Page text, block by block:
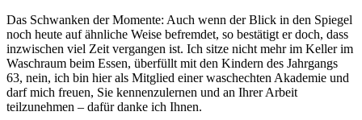
Das Schwanken der Momente: Auch wenn der Blick in den Spiegel
noch heute auf ähnliche Weise befremdet, so bestätigt er doch, dass
inzwischen viel Zeit vergangen ist. Ich sitze nicht mehr im Keller im
Waschraum beim Essen, überfüllt mit den Kindern des Jahrgangs
63, nein, ich bin hier als Mitglied einer waschechten Akademie und
darf mich freuen, Sie kennenzulernen und an Ihrer Arbeit
teilzunehmen – dafür danke ich Ihnen.